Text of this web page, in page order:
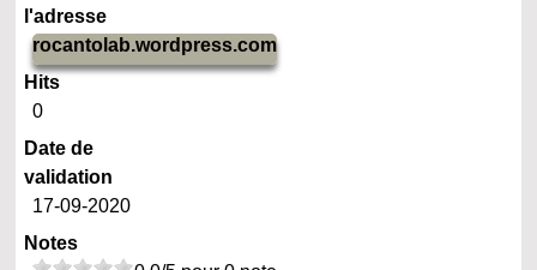
l'adresse
rocantolab.wordpress.com
Hits
0
Date de
validation
17-09-2020
Notes